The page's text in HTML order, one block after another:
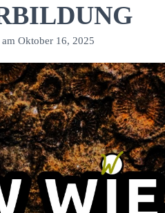
am Oktober 16, 2025